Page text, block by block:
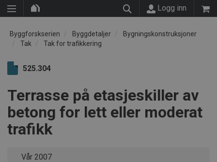
Logg inn
Byggforskserien Byggdetaljer
Bygningskonstruksjoner
Tak
Tak for trafikkering
525.304
Terrasse på etasjeskiller av
betong for lett eller moderat
trafikk
Vår 2007